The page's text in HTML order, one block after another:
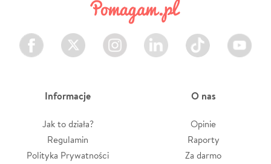
Facebook Twitter Instagram LinkedIn TikTok Youtube
Informacje
Jak to działa?
Regulamin
Polityka Prywatności
O nas
Opinie
Raporty
Za darmo